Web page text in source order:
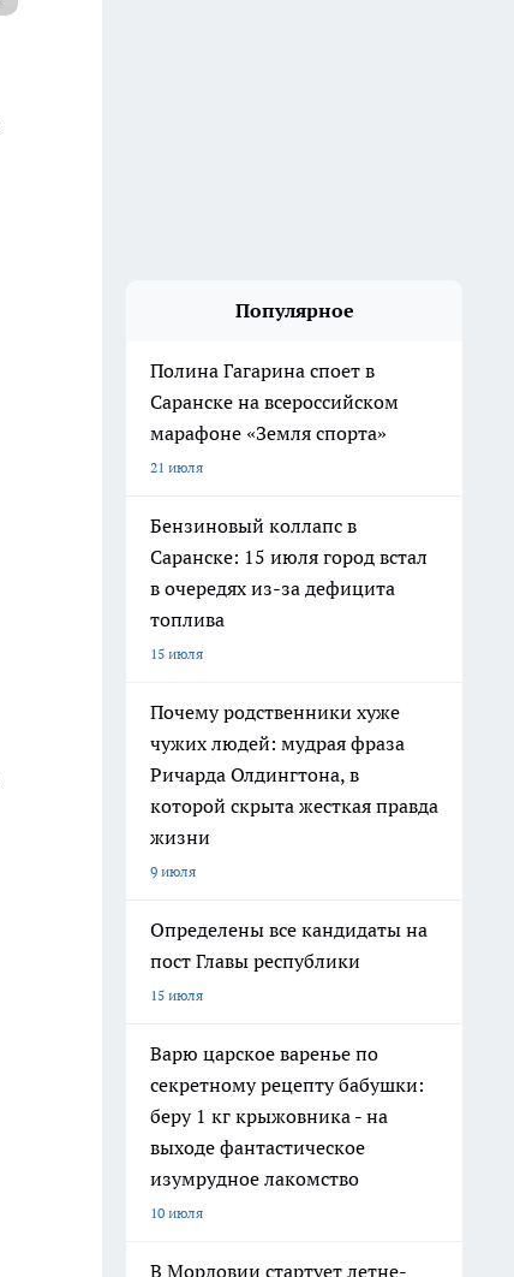
Популярное
Полина Гагарина споет в
Саранске на всероссийском
марафоне «Земля спорта»
21 июля
Бензиновый коллапс в
Саранске: 15 июля город встал
в очередях из-за дефицита
топлива
15 июля
Почему родственники хуже
чужих людей: мудрая фраза
Ричарда Олдингтона, в
которой скрыта жесткая правда
жизни
9 июля
Определены все кандидаты на
пост Главы республики
15 июля
Варю царское варенье по
секретному рецепту бабушки:
беру 1 кг крыжовника - на
выходе фантастическое
изумрудное лакомство
10 июля
В Мордовии стартует летне-